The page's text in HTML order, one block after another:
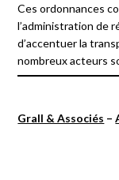
Ces ordonnances
l’administration de
d’accentuer la
nombreux acteurs
Grall & Associés –